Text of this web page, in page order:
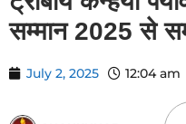
सम्मान 2025 से
July 2, 2025 12:04 am